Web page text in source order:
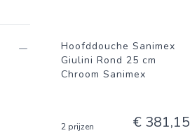
Hoofddouche Sanimex
Giulini Rond 25 cm
Chroom Sanimex
2 prijzen € 381,15